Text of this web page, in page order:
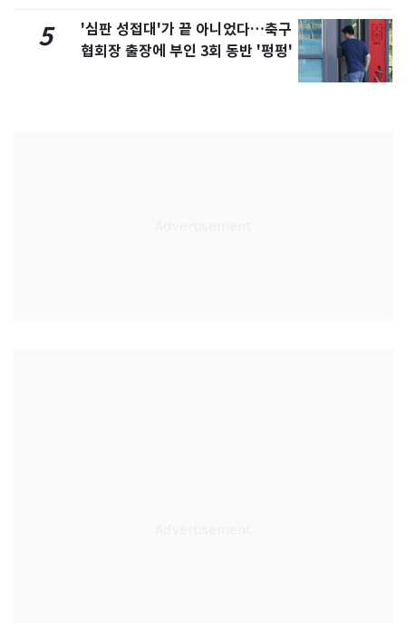
5
'심판 성접대'가 끝 아니었다…축구
협회장 출장에 부인 3회 동반 '펑펑'